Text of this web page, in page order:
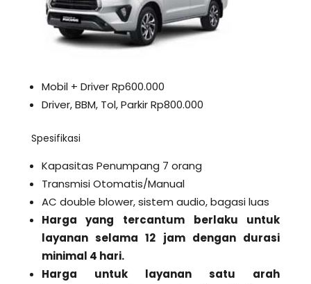
Mobil + Driver Rp600.000
Driver, BBM, Tol, Parkir Rp800.000
Spesifikasi
Kapasitas Penumpang 7 orang
Transmisi Otomatis/Manual
AC double blower, sistem audio, bagasi luas
Harga yang tercantum berlaku untuk
layanan selama 12 jam dengan durasi
minimal 4 hari.
Harga untuk layanan satu arah